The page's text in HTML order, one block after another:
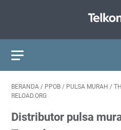
BERANDA / PPOB / PULSA MURAH /
RELOAD.ORG
Distributor pulsa